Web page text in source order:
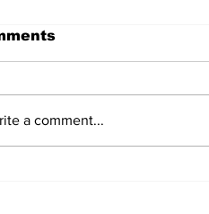
नाम तो याद नहीं
तो याद नहीं जब मसूरी में 3 जून का
का पद रिक्त था तथा उप निदेशक
एम ए एस राजन ही प्रभार में थे। स्पष्ट
a comment...